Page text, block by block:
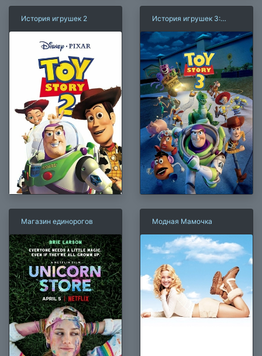
История игрушек 2
История игрушек 3:
Магазин единорогов Модная Мамочка